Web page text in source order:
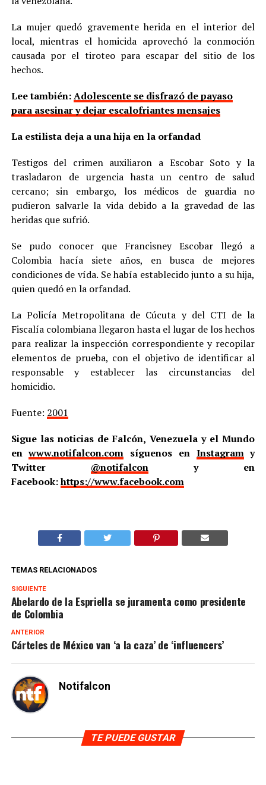
La mujer quedó gravemente herida en el interior del
local, mientras el homicida aprovechó la conmoción
causada por el tiroteo para escapar del sitio de los
hechos.
Lee también:Adolescente se disfrazó de payaso
para asesinar y dejar escalofriantes mensajes
La estilista deja a una hija en la orfandad
Testigos del crimen auxiliaron a Escobar Soto y la
trasladaron de urgencia hasta un centro de salud
cercano; sin embargo, los médicos de guardia no
pudieron salvarle la vida debido a la gravedad de las
heridas que sufrió.
Se pudo conocer que Francisney Escobar llegó a
Colombia hacía siete años, en busca de mejores
condiciones de vída. Se había establecido junto a su hija,
quien quedó en la orfandad.
La Policía Metropolitana de Cúcuta y del CTI de la
Fiscalía colombiana llegaron hasta el lugar de los hechos
para realizar la inspección correspondiente y recopilar
elementos de prueba, con el objetivo de identificar al
responsable y establecer las circunstancias del
homicidio.
Fuente: 2001
Sigue las noticias de Falcón, Venezuela y el Mundo
enwww.notifalcon.com síguenos en Instagramy
Twitter @notifalcony en
Facebook:https://www.facebook.com
TEMAS RELACIONADOS
SIGUIENTE
Abelardo de la Espriella se juramenta como presidente
de Colombia
ANTERIOR
Cárteles de México van ‘a la caza’ de ‘influencers’
Notifalcon
TE PUEDE GUSTAR